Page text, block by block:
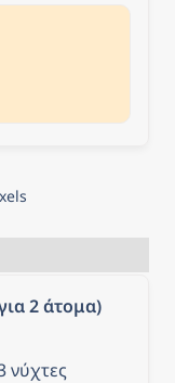
2 άτομα)
νύχτες